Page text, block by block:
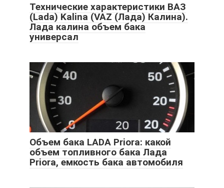
Технические характеристики ВАЗ
(Lada) Kalina (VAZ (Лада) Калина).
Лада калина объем бака
универсал
Объем бака LADA Priora: какой
объем топливного бака Лада
Priora, емкость бака автомобиля